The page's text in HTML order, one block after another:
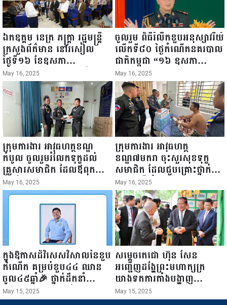
ឯកឧត្តម នេត្រ ភក្ត្រា រដ្ឋមន្ត្រី
ក្រសួងព័ត៌មាន នៅរសៀល
ថ្ងៃទី១៦ ខែឧសភា
ឆ្នាំ២០២៥នេះ បានអញ្ជើញចុះ
ធ្វើជំរឿនថ្នាក់ដឹកនាំមន្ត្រីរាជ
ការស៉ីវិល នៃក្រសួងព័ត៌មាន...
May 16, 2025
ចូលរួម ពិធីរំលឹកខួបអនុស្សាវរីយ៍
លើកទី៨០ ថ្ងៃកំណើតនគរបាល
ជាតិកម្ពុជា “១៦ ឧសភា
១៩៤៥ ~ ១៦ ឧសភា
២០២៥”...
May 16, 2025
ក្រុមការងារ អាវុធហត្ថខណ្ឌ
កំបូល ចូលរួមរំលែកទុក្ខដល់
គ្រួសារសមាជិក ដែលឪពុកក្មេក
របស់លោកទទួលមរណៈភាព!
May 16, 2025
ក្រុមការងារ អាវុធហត្ថ
ខណ្ឌ៧មករា ចុះសួរសុខទុក្ខ
សមាជិក ដែលជួបគ្រោះថ្នាក់
ចរាចរណ៍ កំពុងសម្រាកព្យាបាល
នៅមន្ទីរពេទ្យ!
May 16, 2025
ក្នុងឱកាសដ៏វិសេសវិសាលនៃខួប
កំណើត គម្រប់ខួប៤៤ ឈាន
ចូល៤៥ឆ្នាំ🎉 ថ្នាក់ដឹកនាំ
សមាជិក សមាជិកា នៃក្រុម
May 15, 2025
សម្តេចតេជោ ហ៊ុន សែន
អញ្ជើញដង្ហែព្រះមហាក្សត្រ
យាងទតការតាំងបង្ហាញ
ផលិតផលកសិកម្ម កសិ
May 15, 2025